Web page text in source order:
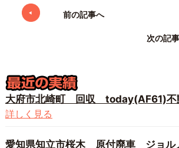
前の記事へ
次の記
大府市北崎町 回収 today(AF61)不
詳しく見る
愛知県知立市桜木 原付廃車 ジョ